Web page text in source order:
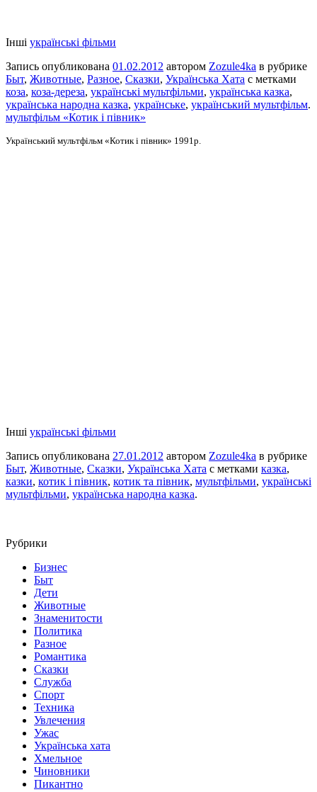
Інші українські фільми
Запись опубликована 01.02.2012 автором Zozule4ka в рубрике
Быт, Животные, Разное, Сказки, Українська Хата с метками
коза, коза-дереза, українські мультфільми, українська казка,
українська народна казка, українське, український мультфільм.
мультфільм «Котик і півник»
Український мультфільм «Котик і півник» 1991р.
Інші українські фільми
Запись опубликована 27.01.2012 автором Zozule4ka в рубрике
Быт, Животные, Сказки, Українська Хата с метками казка,
казки, котик і півник, котик та півник, мультфільми, українські
мультфільми, українська народна казка.
Рубрики
Бизнес
Быт
Дети
Животные
Знаменитости
Политика
Разное
Романтика
Сказки
Служба
Спорт
Техника
Увлечения
Ужас
Українська хата
Хмельное
Чиновники
Пикантно